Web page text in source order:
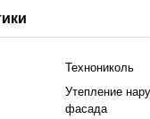
Технониколь
Утепление
фасада